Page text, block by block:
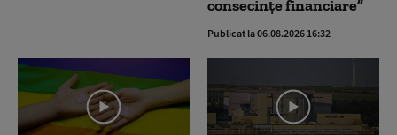
consecințe financiare”
Publicat la 06.08.2026 16:32